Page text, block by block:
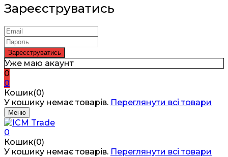
Зареєструватись
Уже маю акаунт
0
0
Кошик(0)
У кошику немає товарів. Переглянути всі товари
Меню
0
Кошик(0)
У кошику немає товарів. Переглянути всі товари